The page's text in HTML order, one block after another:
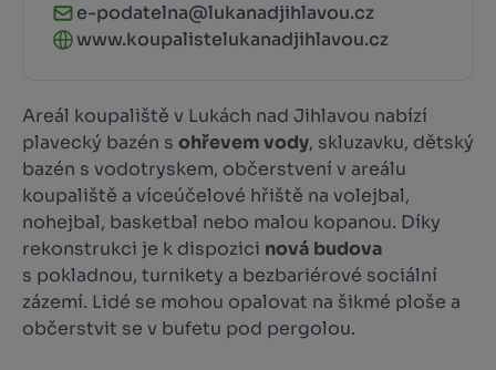
e-podatelna@lukanadjihlavou.cz
www.koupalistelukanadjihlavou.cz
Areál koupaliště v Lukách nad Jihlavou nabízí
plavecký bazén s ohřevem vody, skluzavku, dětský
bazén s vodotryskem, občerstvení v areálu
koupaliště a víceúčelové hřiště na volejbal,
nohejbal, basketbal nebo malou kopanou. Díky
rekonstrukci je k dispozici nová budova
s pokladnou, turnikety a bezbariérové sociální
zázemí. Lidé se mohou opalovat na šikmé ploše a
občerstvit se v bufetu pod pergolou.